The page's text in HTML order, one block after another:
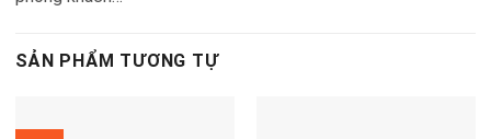
SẢN PHẨM TƯƠNG TỰ